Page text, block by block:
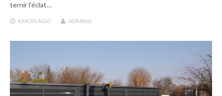
ternir l’éclat…
4 MOISAGO ADMIN6